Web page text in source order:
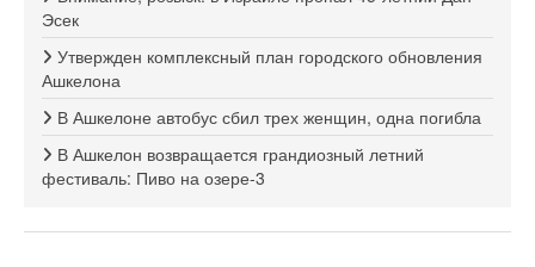
Эсек
Утвержден комплексный план городского обновления
Ашкелона
В Ашкелоне автобус сбил трех женщин, одна погибла
В Ашкелон возвращается грандиозный летний
фестиваль: Пиво на озере-3